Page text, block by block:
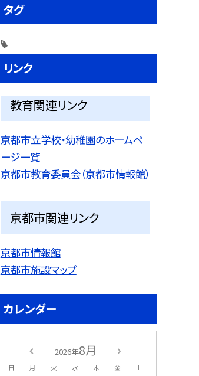
タグ
リンク
教育関連リンク
京都市立学校・幼稚園のホームペ
ージ一覧
京都市教育委員会（京都市情報館）
京都市関連リンク
京都市情報館
京都市施設マップ
カレンダー
2026年8月
日 月 火 水 木 金 土